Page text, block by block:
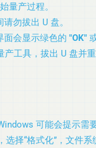
量产过程。
勿拔出 U 盘。
面会显示绿色的 "OK"
产工具，拔出 U 盘并
可能会提示需
选择“格式化”，文件系